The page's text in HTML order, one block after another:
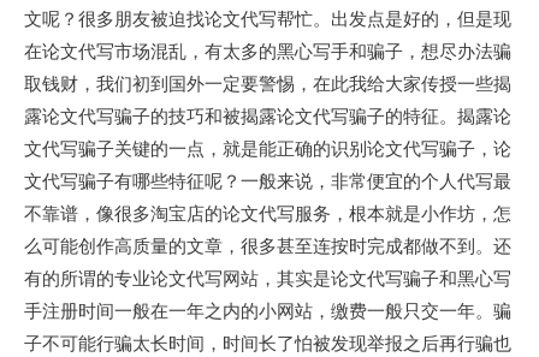
文呢？很多朋友被迫找论文代写帮忙。出发点是好的，但是现
在论文代写市场混乱，有太多的黑心写手和骗子，想尽办法骗
取钱财，我们初到国外一定要警惕，在此我给大家传授一些揭
露论文代写骗子的技巧和被揭露论文代写骗子的特征。揭露论
文代写骗子关键的一点，就是能正确的识别论文代写骗子，论
文代写骗子有哪些特征呢？一般来说，非常便宜的个人代写最
不靠谱，像很多淘宝店的论文代写服务，根本就是小作坊，怎
么可能创作高质量的文章，很多甚至连按时完成都做不到。还
有的所谓的专业论文代写网站，其实是论文代写骗子和黑心写
手注册时间一般在一年之内的小网站，缴费一般只交一年。骗
子不可能行骗太长时间，时间长了怕被发现举报之后再行骗也